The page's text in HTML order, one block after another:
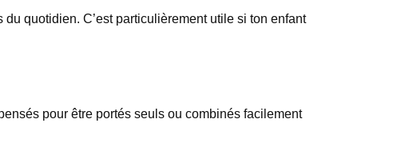
quotidien. C’est particulièrement utile si ton enfant
pour être portés seuls ou combinés facilement